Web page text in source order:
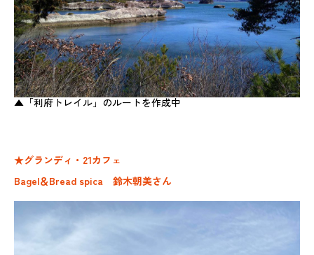
▲「利府トレイル」のルートを作成中
★グランディ・21カフェ
Bagel＆Bread spica 鈴木朝美さん